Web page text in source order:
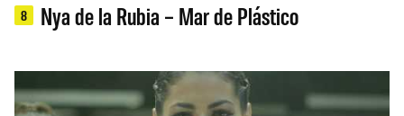
8 Nya de la Rubia – Mar de Plástico